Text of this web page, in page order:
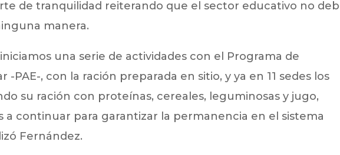
de tranquilidad reiterando que el sector educativo no
manera.
una serie de actividades con el Programa de
-PAE-, con la ración preparada en sitio, y ya en 11 sedes los
su ración con proteínas, cereales, leguminosas y jugo,
a continuar para garantizar la permanencia en el sistema
Fernández.